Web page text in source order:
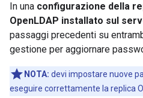
In una configurazione della
OpenLDAP installato sul
passaggi precedenti su
gestione per aggiornare
NOTA: devi impostare nuove
eseguire correttamente la replica